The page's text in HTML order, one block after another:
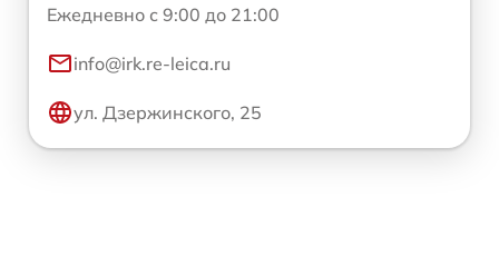
Ежедневно с 9:00 до 21:00
info@irk.re-leica.ru
ул. Дзержинского, 25